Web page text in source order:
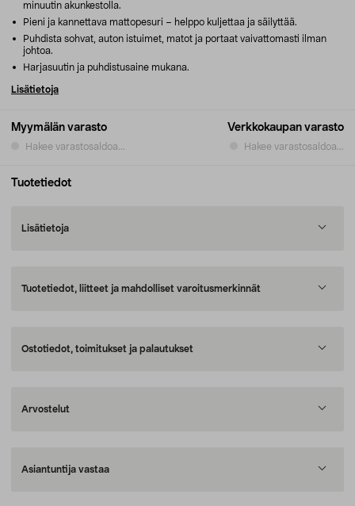
Myymälän varasto
Hakee varastosaldoa...
Verkkokaupan varasto
Hakee varastosaldoa...
minuutin akunkestolla.
Pieni ja kannettava mattopesuri – helppo kuljettaa ja säilyttää.
Puhdista sohvat, auton istuimet, matot ja portaat vaivattomasti ilman
johtoa.
Harjasuutin ja puhdistusaine mukana.
Lisätietoja
Tuotetiedot
Lisätietoja
Tuotetiedot, liitteet ja mahdolliset varoitusmerkinnät
Ostotiedot, toimitukset ja palautukset
Arvostelut
Asiantuntija vastaa